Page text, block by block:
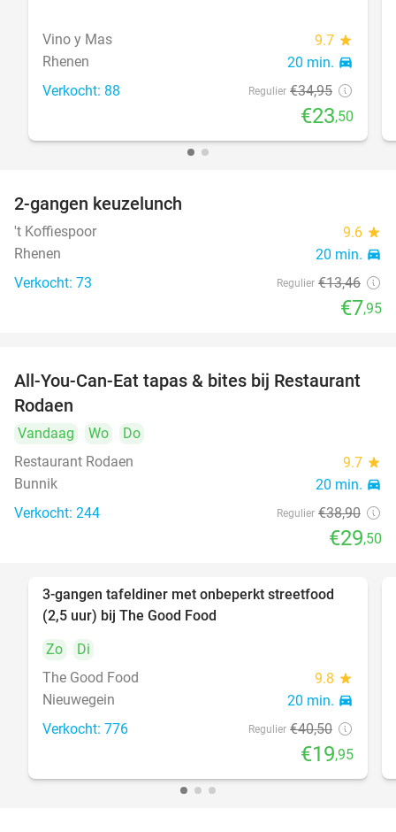
Vino y Mas 9.7 star
Rhenen 20 min. directions_car
Verkocht: 88 Regulier €34,95
€23,50
2-gangen keuzelunch
't Koffiespoor 9.6 star
Rhenen 20 min. directions_car
Verkocht: 73 Regulier €13,46
€7,95
24%
All-You-Can-Eat tapas & bites bij Restaurant
Rodaen
Vandaag Wo
Do
Restaurant Rodaen
9.7 star
Bunnik 20 min. directions_car
Verkocht: 244 Regulier €38,90
€29,50
51%
3-gangen tafeldiner met onbeperkt streetfood
(2,5 uur) bij The Good Food
Zo
Di
The Good Food
9.8 star
Nieuwegein 20 min. directions_car
Verkocht: 776 Regulier €40,50
€19,95